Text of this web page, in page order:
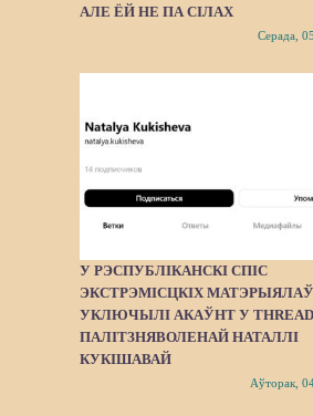
АЛЕ ЁЙ НЕ ПА СІЛАХ
Серада,
У РЭСПУБЛІКАНСКІ СПІС
ЭКСТРЭМІСЦКІХ МАТЭРЫЯЛАЎ
УКЛЮЧЫЛІ АКАЎНТ У
ПАЛІТЗНЯВОЛЕНАЙ НАТАЛЛІ
КУКІШАВАЙ
Аўторак,